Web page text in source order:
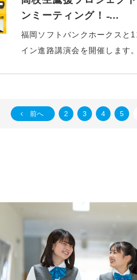
ンミーティング！ ̵…
福岡ソフトバンクホークスと
イン進路講演会を開催します。
前へ 2 3 4 5